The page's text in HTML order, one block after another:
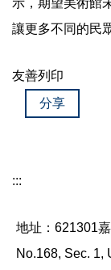
示，期望美術館
讓更多不同的民
友善列印
分享
:::
地址：621301
No.168, Sec. 1,